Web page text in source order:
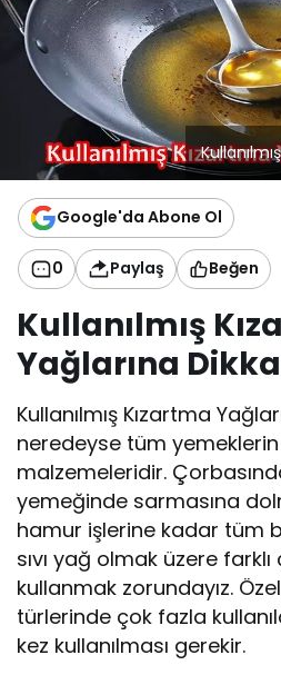
Google'da Abone Ol
0 Paylaş Beğen
Kullanılmış
Yağlarına
Kullanılmış Kızartma
neredeyse tüm
malzemeleridir.
yemeğinde sarmasına
hamur işlerine kadar tüm
sıvı yağ olmak üzere
kullanmak zorundayız.
türlerinde çok fazla
kez kullanılması gerekir.